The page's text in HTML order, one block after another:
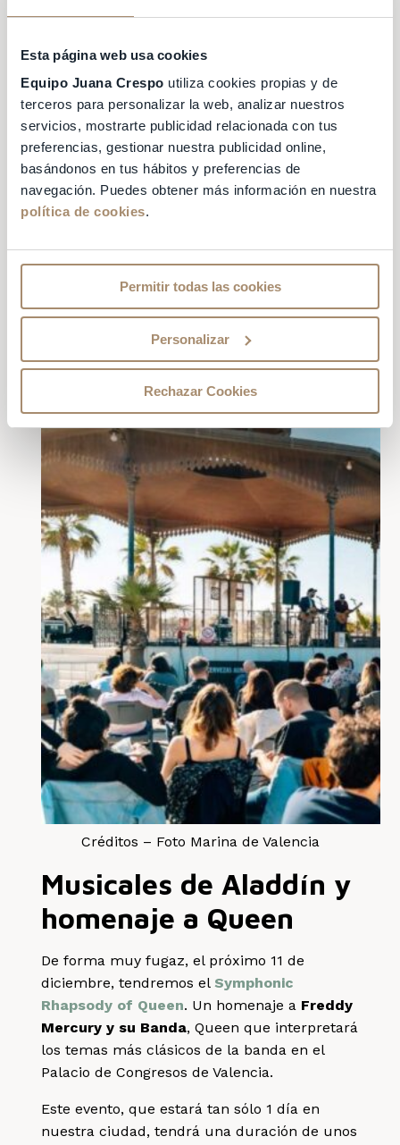
Esta página web usa cookies
Equipo Juana Crespo utiliza cookies propias y de
terceros para personalizar la web, analizar nuestros
servicios, mostrarte publicidad relacionada con tus
preferencias, gestionar nuestra publicidad online,
basándonos en tus hábitos y preferencias de
navegación. Puedes obtener más información en nuestra
política de cookies.
Permitir todas las cookies
Personalizar
Rechazar Cookies
Los grupos son muy variados y de gustos
muy dispares y que se celebran los sábados
de 11.30 a 14.40 horas bajo la pérgola
dispuesta a un precio bastante reducido.
Éstos son los2 conciertos restantes
Sábado 11: Niña Coyote eta Chico
Sábado 18: Leftee + Laborde +
Blackfang
Créditos – Foto Marina de Valencia
Musicales de Aladdín y
homenaje a Queen
De forma muy fugaz, el próximo 11 de
diciembre, tendremos elSymphonic
Rhapsody of Queen. Un homenaje a Freddy
Mercury y su Banda, Queen que interpretará
los temas más clásicos de la banda en el
Palacio de Congresos de Valencia.
Este evento, que estará tan sólo 1 día en
nuestra ciudad, tendrá una duración de unos